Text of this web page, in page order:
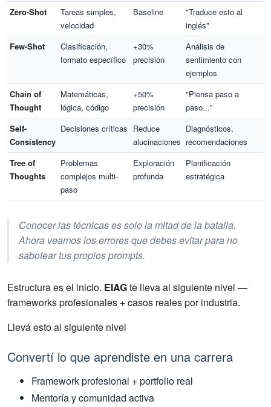
Zero-Shot
Tareas simples,
velocidad
Baseline
"Traduce esto al
inglés"
Few-Shot
Clasificación,
formato específico
+30%
precisión
Análisis de
sentimiento con
ejemplos
Chain of
Thought
Matemáticas,
lógica, código
+50%
precisión
"Piensa paso a
paso..."
Self-
Consistency
Decisiones críticas Reduce
alucinaciones
Diagnósticos,
recomendaciones
Tree of
Thoughts
Problemas
complejos multi-
paso
Exploración
profunda
Planificación
estratégica
Conocer las técnicas es solo la mitad de la batalla.
Ahora veamos los errores que debes evitar para no
sabotear tus propios prompts.
Estructura es el inicio. EIAGte lleva al siguiente nivel —
frameworks profesionales + casos reales por industria.
Llevá esto al siguiente nivel
Convertí lo que aprendiste en una carrera
Framework profesional + portfolio real
Mentoría y comunidad activa